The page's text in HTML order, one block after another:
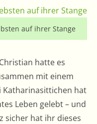
auf ihrer Stange
hatte es
mit einem
Katharinasittichen hat
Leben gelebt – und
sicher hat ihr dieses